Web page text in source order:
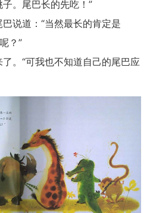
。尾巴长的先吃！”
说道：“当然最长的肯定是
？”
“可我也不知道自己的尾巴应